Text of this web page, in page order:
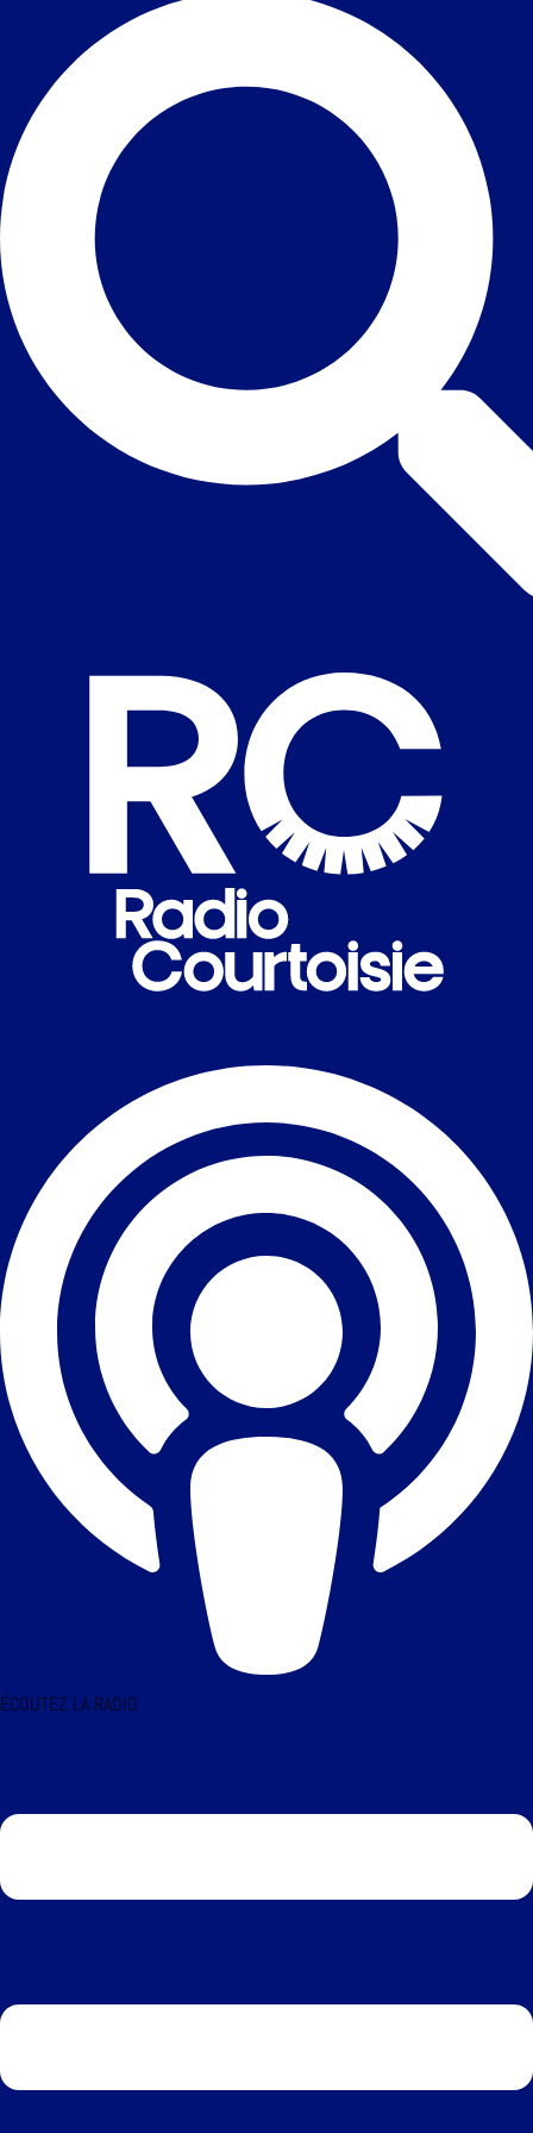
ÉCOUTEZ LA RADIO